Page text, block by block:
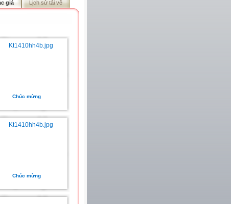
giả Lịch sử tải về
Chúc mừng
Chúc mừng